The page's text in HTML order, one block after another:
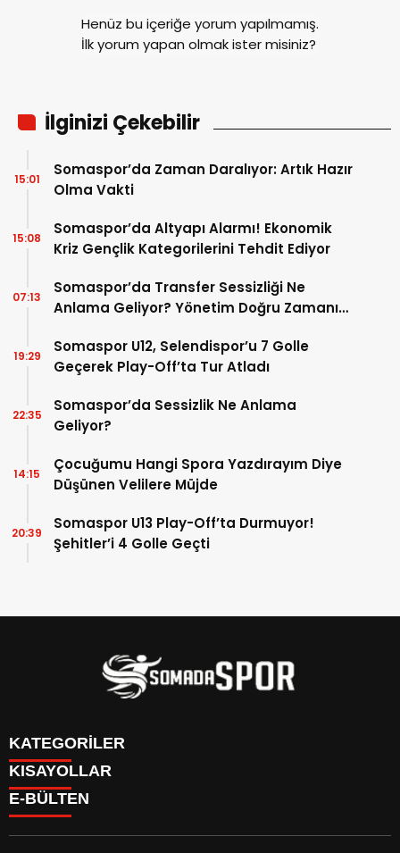
Henüz bu içeriğe yorum yapılmamış.
İlk yorum yapan olmak ister misiniz?
İlginizi Çekebilir
Somaspor’da Zaman Daralıyor: Artık Hazır
Olma Vakti
15:01
Somaspor’da Altyapı Alarmı! Ekonomik
Kriz Gençlik Kategorilerini Tehdit Ediyor
15:08
Somaspor’da Transfer Sessizliği Ne
Anlama Geliyor? Yönetim Doğru Zamanı
07:13
Somaspor U12, Selendispor’u 7 Golle
Geçerek Play-Off’ta Tur Atladı
19:29
Somaspor’da Sessizlik Ne Anlama
Geliyor?
22:35
Çocuğumu Hangi Spora Yazdırayım Diye
Düşünen Velilere Müjde
14:15
Somaspor U13 Play-Off’ta Durmuyor!
Şehitler’i 4 Golle Geçti
20:39
KATEGORİLER
İletişim
İstatistikler & Puan Durumu & Fikstür
KISAYOLLAR
Genel
Somaspor
E-BÜLTEN